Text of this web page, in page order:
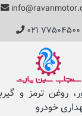
۰۲۱ ۷۷۵۰۴۵۰۰
روغن ترمز و
خودرو